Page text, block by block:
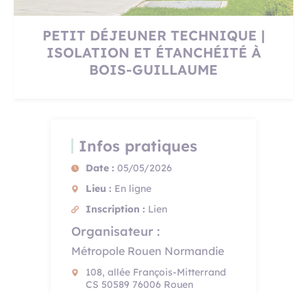
PETIT DÉJEUNER TECHNIQUE |
ISOLATION ET ÉTANCHÉITÉ À
BOIS-GUILLAUME
Infos pratiques
Date : 05/05/2026
Lieu : En ligne
Inscription : Lien
Organisateur :
Métropole Rouen Normandie
108, allée François-Mitterrand
CS 50589 76006 Rouen